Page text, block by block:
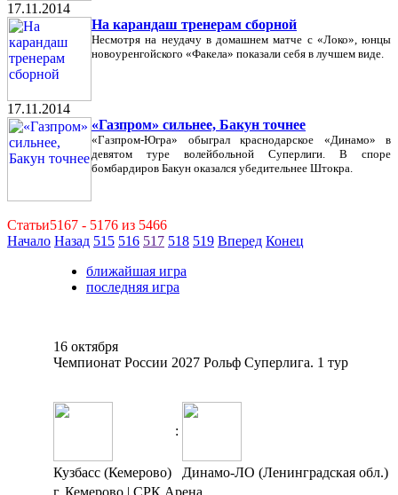
17.11.2014
На карандаш тренерам сборной
Несмотря на неудачу в домашнем матче с «Локо», юнцы
новоуренгойского «Факела» показали себя в лучшем виде.
17.11.2014
«Газпром» сильнее, Бакун точнее
«Газпром-Югра» обыграл краснодарское «Динамо» в
девятом туре волейбольной Суперлиги. В споре
бомбардиров Бакун оказался убедительнее Штокра.
Статьи5167 - 5176 из 5466
Начало Назад 515 516 517 518 519 Вперед Конец
ближайшая игра
последняя игра
16 октября
Чемпионат России 2027 Рольф Суперлига. 1 тур
:
Кузбасс (Кемерово)
Динамо-ЛО (Ленинградская обл.)
г. Кемерово | СРК Арена